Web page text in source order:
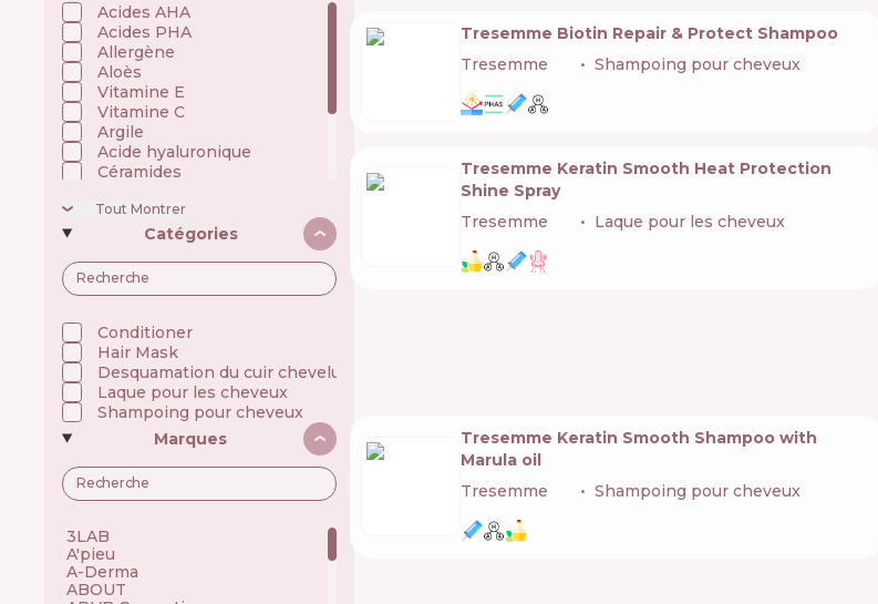
Acides AHA
Acides PHA
Allergène
Aloès
Vitamine E
Vitamine C
Argile
Acide hyaluronique
Céramides
Huiles
Panthénol (Vitamine B5)
Filtres UV
Tout Montrer
Catégories
Conditioner
Hair Mask
Desquamation du cuir chevelu
Laque pour les cheveux
Shampoing pour cheveux
Marques
3LAB 🇺🇸
A'pieu 🇰🇷
A-Derma 🇫🇷
ABOUT 🇺🇦
Tresemme Biotin Repair & Protect Shampoo
Tresemme
Shampoing pour cheveux
Tresemme Keratin Smooth Heat Protection
Shine Spray
Tresemme
Laque pour les cheveux
Tresemme Keratin Smooth Shampoo with
Marula oil
Tresemme
Shampoing pour cheveux